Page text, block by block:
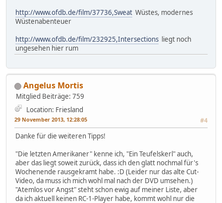
http://www.ofdb.de/film/37736,Sweat Wüstes, modernes
Wüstenabenteuer
http://www.ofdb.de/film/232925,Intersections liegt noch
ungesehen hier rum
Angelus Mortis
Mitglied Beiträge: 759
Location: Friesland
29 November 2013, 12:28:05 #4
Danke für die weiteren Tipps!
"Die letzten Amerikaner" kenne ich, "Ein Teufelskerl" auch,
aber das liegt soweit zurück, dass ich den glatt nochmal für's
Wochenende rausgekramt habe. :D (Leider nur das alte Cut-
Video, da muss ich mich wohl mal nach der DVD umsehen.)
"Atemlos vor Angst" steht schon ewig auf meiner Liste, aber
da ich aktuell keinen RC-1-Player habe, kommt wohl nur die